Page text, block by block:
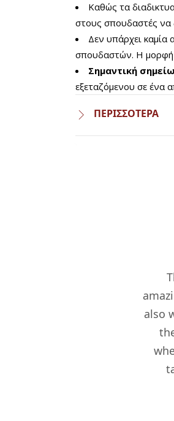
Καθώς τα
στους σπουδαστές να
Δεν υπάρχει
σπουδαστών. Η μορφή
Σημαντική
εξεταζόμενου σε ένα
ΠΕΡΙΣΣΟΤΕΡΑ
also